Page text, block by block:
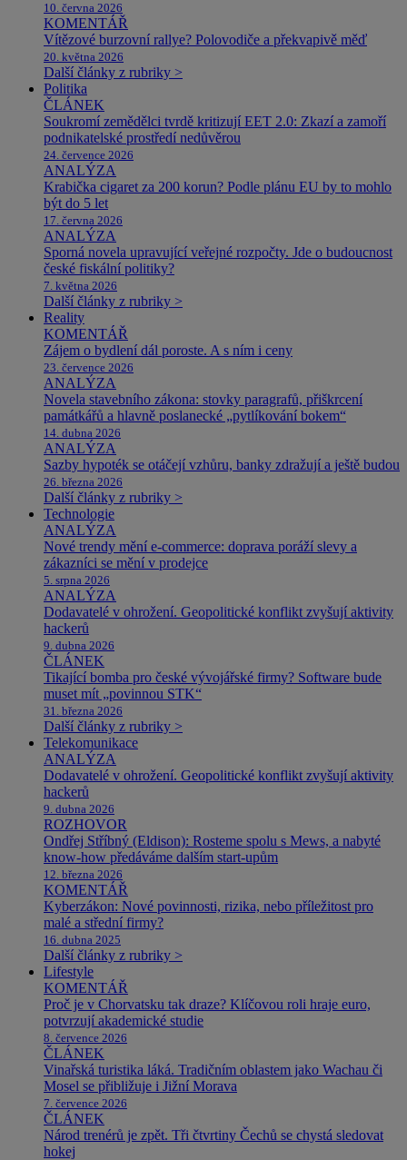
10. června 2026
KOMENTÁŘ
Vítězové burzovní rallye? Polovodiče a překvapivě měď
20. května 2026
Další články z rubriky >
Politika
ČLÁNEK
Soukromí zemědělci tvrdě kritizují EET 2.0: Zkazí a zamoří
podnikatelské prostředí nedůvěrou
24. července 2026
ANALÝZA
Krabička cigaret za 200 korun? Podle plánu EU by to mohlo
být do 5 let
17. června 2026
ANALÝZA
Sporná novela upravující veřejné rozpočty. Jde o budoucnost
české fiskální politiky?
7. května 2026
Další články z rubriky >
Reality
KOMENTÁŘ
Zájem o bydlení dál poroste. A s ním i ceny
23. července 2026
ANALÝZA
Novela stavebního zákona: stovky paragrafů, přiškrcení
památkářů a hlavně poslanecké „pytlíkování bokem“
14. dubna 2026
ANALÝZA
Sazby hypoték se otáčejí vzhůru, banky zdražují a ještě budou
26. března 2026
Další články z rubriky >
Technologie
ANALÝZA
Nové trendy mění e-commerce: doprava poráží slevy a
zákazníci se mění v prodejce
5. srpna 2026
ANALÝZA
Dodavatelé v ohrožení. Geopolitické konflikt zvyšují aktivity
hackerů
9. dubna 2026
ČLÁNEK
Tikající bomba pro české vývojářské firmy? Software bude
muset mít „povinnou STK“
31. března 2026
Další články z rubriky >
Telekomunikace
ANALÝZA
Dodavatelé v ohrožení. Geopolitické konflikt zvyšují aktivity
hackerů
9. dubna 2026
ROZHOVOR
Ondřej Stříbný (Eldison): Rosteme spolu s Mews, a nabyté
know-how předáváme dalším start-upům
12. března 2026
KOMENTÁŘ
Kyberzákon: Nové povinnosti, rizika, nebo příležitost pro
malé a střední firmy?
16. dubna 2025
Další články z rubriky >
Lifestyle
KOMENTÁŘ
Proč je v Chorvatsku tak draze? Klíčovou roli hraje euro,
potvrzují akademické studie
8. července 2026
ČLÁNEK
Vinařská turistika láká. Tradičním oblastem jako Wachau či
Mosel se přibližuje i Jižní Morava
7. července 2026
ČLÁNEK
Národ trenérů je zpět. Tři čtvrtiny Čechů se chystá sledovat
hokej